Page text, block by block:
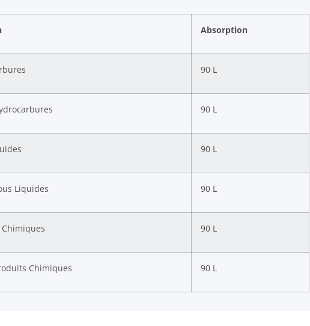
Absorption
90 L
90 L
90 L
Liquides 90 L
90 L
Chimiques 90 L